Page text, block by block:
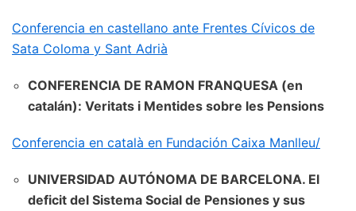
Conferencia en castellano ante Frentes Cívicos de
Sata Coloma y Sant Adrià
CONFERENCIA DE RAMON FRANQUESA (en
catalán): Veritats i Mentides sobre les Pensions
Conferencia en català en Fundación Caixa Manlleu/
UNIVERSIDAD AUTÓNOMA DE BARCELONA. El
deficit del Sistema Social de Pensiones y sus